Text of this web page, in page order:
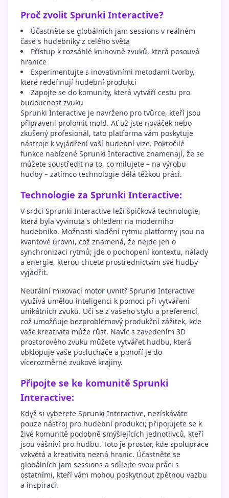
Proč zvolit Sprunki Interactive?
Účastněte se globálních jam sessions v reálném
čase s hudebníky z celého světa
Přístup k rozsáhlé knihovně zvuků, která posouvá
hranice
Experimentujte s inovativními metodami tvorby,
které redefinují hudební produkci
Zapojte se do komunity, která vytváří cestu pro
budoucnost zvuku
Sprunki Interactive je navrženo pro tvůrce, kteří jsou
připraveni prolomit mold. Ať už jste nováček nebo
zkušený profesionál, tato platforma vám poskytuje
nástroje k vyjádření vaší hudební vize. Pokročilé
funkce nabízené Sprunki Interactive znamenají, že se
můžete soustředit na to, co milujete – na výrobu
hudby – zatímco technologie dělá těžkou práci.
Technologie za Sprunki Interactive:
V srdci Sprunki Interactive leží špičková technologie,
která byla vyvinuta s ohledem na moderního
hudebníka. Možnosti sladění rytmu platformy jsou na
kvantové úrovni, což znamená, že nejde jen o
synchronizaci rytmů; jde o pochopení kontextu, nálady
a energie, kterou chcete prostřednictvím své hudby
vyjádřit.
Neurální mixovací motor uvnitř Sprunki Interactive
využívá umělou inteligenci k pomoci při vytváření
unikátních zvuků. Učí se z vašeho stylu a preferencí,
což umožňuje bezproblémový produkční zážitek, kde
vaše kreativita může růst. Navíc s zavedením 3D
prostorového zvuku můžete vytvářet hudbu, která
obklopuje vaše posluchače a ponoří je do
vícerozměrné zvukové krajiny.
Připojte se ke komunitě Sprunki
Interactive:
Když si vyberete Sprunki Interactive, nezískáváte
pouze nástroj pro hudební produkci; připojujete se k
živé komunitě podobně smýšlejících jednotlivců, kteří
jsou vášniví pro hudbu. Toto je prostor, kde spolupráce
vzkvétá a kreativita nezná hranic. Účastněte se
globálních jam sessions a sdílejte svou práci s
ostatními, kteří vám mohou poskytnout zpětnou vazbu
a inspiraci.